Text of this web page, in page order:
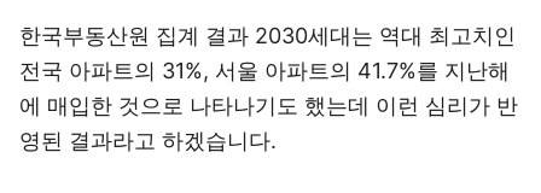
한국부동산원 집계 결과 2030세대는 역대 최고치인
전국 아파트의 31%, 서울 아파트의 41.7%를 지난해
에 매입한 것으로 나타나기도 했는데 이런 심리가 반
영된 결과라고 하겠습니다.